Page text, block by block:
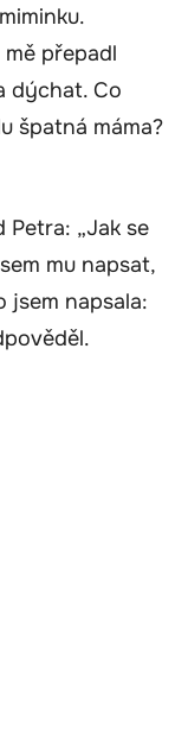
mě přepadl
dýchat. Co
špatná máma?
Petra: „Jak se
mu napsat,
jsem napsala: